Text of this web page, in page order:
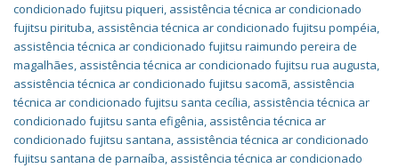
condicionado fujitsu piqueri, assistência técnica ar condicionado
fujitsu pirituba, assistência técnica ar condicionado fujitsu pompéia,
assistência técnica ar condicionado fujitsu raimundo pereira de
magalhães, assistência técnica ar condicionado fujitsu rua augusta,
assistência técnica ar condicionado fujitsu sacomã, assistência
técnica ar condicionado fujitsu santa cecília, assistência técnica ar
condicionado fujitsu santa efigênia, assistência técnica ar
condicionado fujitsu santana, assistência técnica ar condicionado
fujitsu santana de parnaíba, assistência técnica ar condicionado